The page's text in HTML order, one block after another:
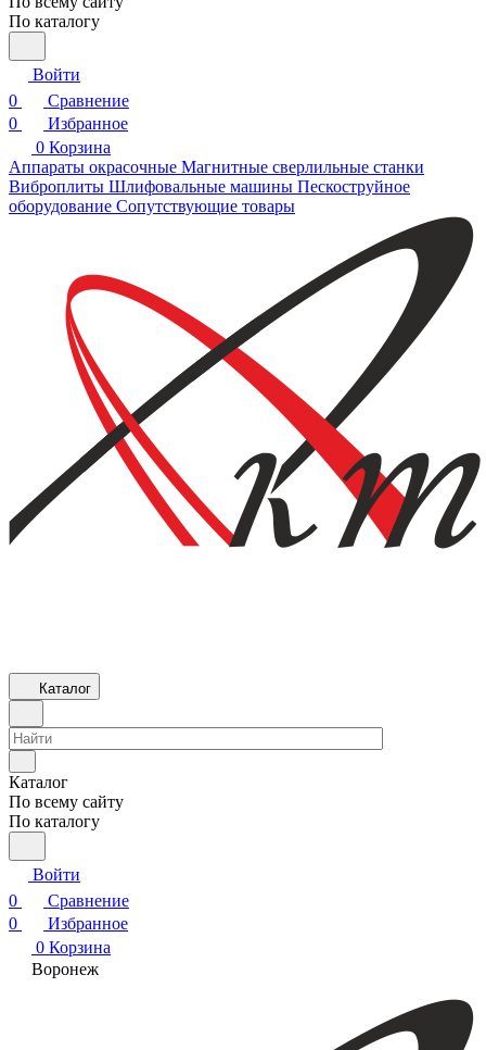
По каталогу
Войти
0
Сравнение
0
Избранное
0 Корзина
Аппараты окрасочные Магнитные сверлильные станки
Виброплиты Шлифовальные машины Пескоструйное
оборудование Сопутствующие товары
Каталог
Каталог
По всему сайту
По каталогу
Войти
0
Сравнение
0
Избранное
0 Корзина
Воронеж